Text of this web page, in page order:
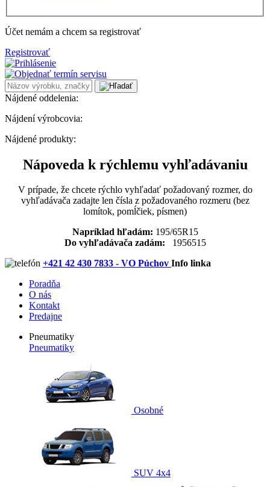
Účet nemám a chcem sa registrovať
Registrovať
Nájdené oddelenia:
Nájdení výrobcovia:
Nájdené produkty:
Nápoveda k rýchlemu vyhľadávaniu
V prípade, že chcete rýchlo vyhľadať požadovaný rozmer, do
vyhľadávača zadajte len čísla z požadovaného rozmeru (bez
lomítok, pomĺčiek, písmen)
Napríklad hľadám: 195/65R15
Do vyhľadávača zadám: 1956515
+421 42 430 7833 - VO Púchov Info linka
Poradňa
O nás
Kontakt
Predajne
Pneumatiky
Pneumatiky
Osobné
SUV 4x4